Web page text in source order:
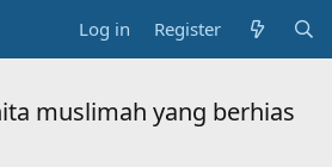
Log in Register
muslimah yang berhias